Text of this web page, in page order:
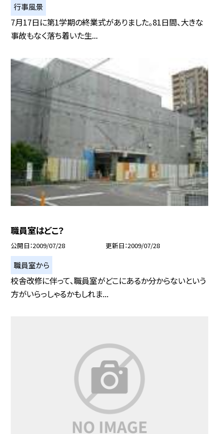
行事風景
7月17日に第1学期の終業式がありました。81日間、大きな
事故もなく落ち着いた生...
職員室はどこ？
公開日 2009/07/28 更新日 2009/07/28
職員室から
校舎改修に伴って、職員室がどこにあるか分からないという
方がいらっしゃるかもしれま...